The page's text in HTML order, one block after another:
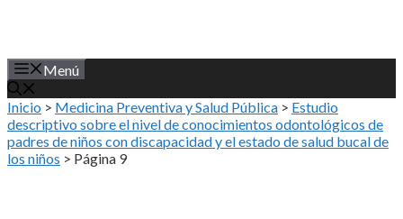
Menú
Inicio > Medicina Preventiva y Salud Pública > Estudio
descriptivo sobre el nivel de conocimientos odontológicos de
padres de niños con discapacidad y el estado de salud bucal de
los niños > Página 9